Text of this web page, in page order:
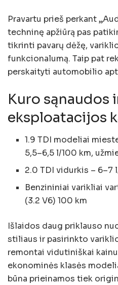
Pravartu prieš perkant
techninę apžiūrą pas
tikrinti pavarų dėžę,
funkcionalumą. Taip pat
perskaityti automobilio
Kuro sąnaudos
eksploatacijos
1.9 TDI modeliai
5,5–6,5 l/100 km,
2.0 TDI vidurkis – 6–7
Benzininiai varikliai
(3.2 V6) 100 km
Išlaidos daug priklauso
stiliaus ir pasirinkto
remontai vidutiniškai
ekonominės klasės
būna prieinamos tiek